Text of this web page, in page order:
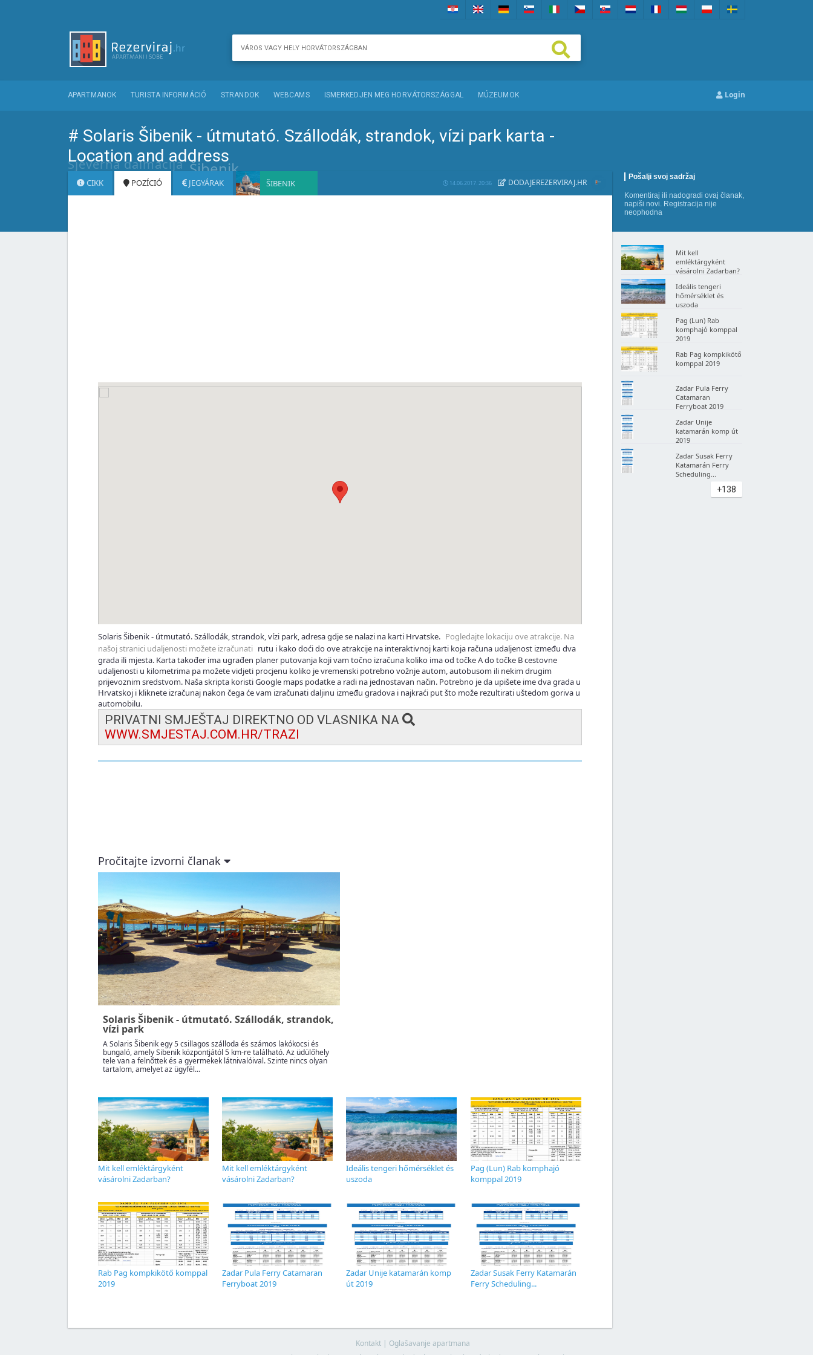
APARTMANOK TURISTA INFORMÁCIÓ STRANDOK WEBCAMS ISMERKEDJEN MEG HORVÁTORSZÁGGAL MÚZEUMOK Login
# Solaris Šibenik - útmutató. Szállodák, strandok, vízi park karta -
Location and address
Sjeverna dalmacija Šibenik Pošalji svoj sadržaj
Komentiraj ili nadogradi ovaj članak,
napiši novi. Registracija nije
neophodna
CIKK POZÍCIÓ JEGYÁRAK ŠIBENIK 14.06.2017. 20:36 DODAJEREZERVIRAJ.HR
Solaris Šibenik - útmutató. Szállodák, strandok, vízi park, adresa gdje se nalazi na karti Hrvatske. Pogledajte lokaciju ove atrakcije. Na
našoj stranici udaljenosti možete izračunati rutu i kako doći do ove atrakcije na interaktivnoj karti koja računa udaljenost između dva
grada ili mjesta. Karta također ima ugrađen planer putovanja koji vam točno izračuna koliko ima od točke A do točke B cestovne
udaljenosti u kilometrima pa možete vidjeti procjenu koliko je vremenski potrebno vožnje autom, autobusom ili nekim drugim
prijevoznim sredstvom. Naša skripta koristi Google maps podatke a radi na jednostavan način. Potrebno je da upišete ime dva grada u
Hrvatskoj i kliknete izračunaj nakon čega će vam izračunati daljinu između gradova i najkraći put što može rezultirati uštedom goriva u
automobilu.
PRIVATNI SMJEŠTAJ DIREKTNO OD VLASNIKA NA
WWW.SMJESTAJ.COM.HR/TRAZI
Pročitajte izvorni članak
Solaris Šibenik - útmutató. Szállodák, strandok,
vízi park
A Solaris Šibenik egy 5 csillagos szálloda és számos lakókocsi és
bungaló, amely Sibenik központjától 5 km-re található. Az üdülőhely
tele van a felnőttek és a gyermekek látnivalóival. Szinte nincs olyan
tartalom, amelyet az ügyfél...
Mit kell emléktárgyként
vásárolni Zadarban?
Mit kell emléktárgyként
vásárolni Zadarban?
Ideális tengeri hőmérséklet és
uszoda
Pag (Lun) Rab komphajó
komppal 2019
Rab Pag kompkikötő komppal
2019
Zadar Pula Ferry Catamaran
Ferryboat 2019
Zadar Unije katamarán komp
út 2019
Zadar Susak Ferry Katamarán
Ferry Scheduling...
Mit kell
emléktárgyként
vásárolni Zadarban?
Ideális tengeri
hőmérséklet és
uszoda
Pag (Lun) Rab
komphajó komppal
2019
Rab Pag kompkikötő
komppal 2019
Zadar Pula Ferry
Catamaran
Ferryboat 2019
Zadar Unije
katamarán komp út
2019
Zadar Susak Ferry
Katamarán Ferry
Scheduling...
+138
Kontakt| Oglašavanje apartmana